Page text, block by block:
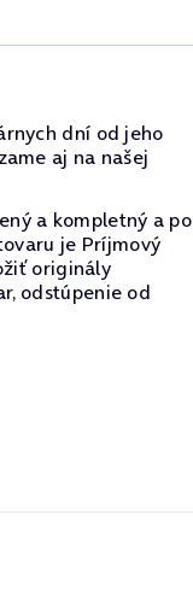
dní od jeho
aj na našej
a kompletný a po
je Príjmový
originály
odstúpenie od